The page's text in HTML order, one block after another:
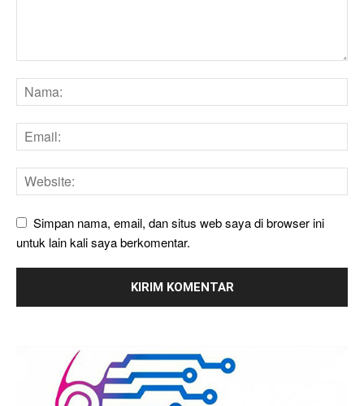
Simpan nama, email, dan situs web saya di browser ini
untuk lain kali saya berkomentar.